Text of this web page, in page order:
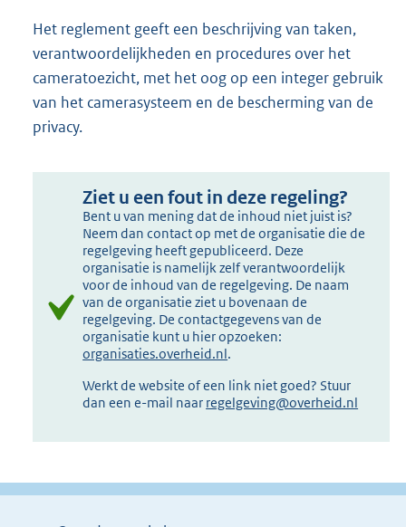
Het reglement geeft een beschrijving van taken,
verantwoordelijkheden en procedures over het
cameratoezicht, met het oog op een integer gebruik
van het camerasysteem en de bescherming van de
privacy.
Ziet u een fout in deze regeling?
Bent u van mening dat de inhoud niet juist is?
Neem dan contact op met de organisatie die de
regelgeving heeft gepubliceerd. Deze
organisatie is namelijk zelf verantwoordelijk
voor de inhoud van de regelgeving. De naam
van de organisatie ziet u bovenaan de
regelgeving. De contactgegevens van de
organisatie kunt u hier opzoeken:
organisaties.overheid.nl.
Werkt de website of een link niet goed? Stuur
dan een e-mail naar regelgeving@overheid.nl